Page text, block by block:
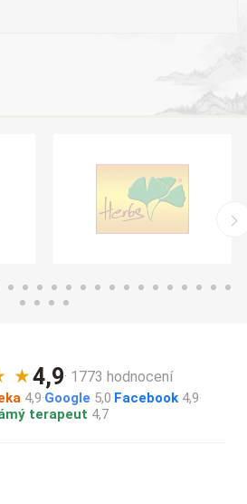
★4,9· 1773 hodnocení
4,9·Google 5,0·Facebook 4,9·
terapeut 4,7